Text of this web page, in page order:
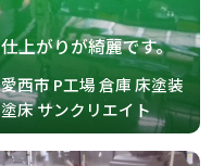
仕上がりが綺麗です。
愛西市 P工場 倉庫 床塗装
塗床 サンクリエイト